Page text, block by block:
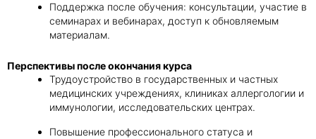
Поддержка после обучения: консультации, участие в
семинарах и вебинарах, доступ к обновляемым
материалам.
Перспективы после окончания курса
Трудоустройство в государственных и частных
медицинских учреждениях, клиниках аллергологии и
иммунологии, исследовательских центрах.
Повышение профессионального статуса и